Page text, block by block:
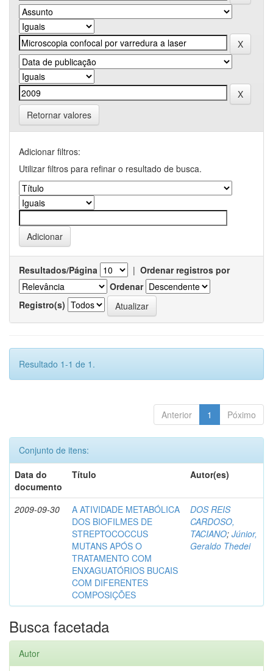
Retornar valores
Adicionar filtros:
Utilizar filtros para refinar o resultado de busca.
Resultados/Página | Ordenar registros por
Ordenar
Registro(s)
Resultado 1-1 de 1.
Anterior 1 Póximo
Conjunto de itens:
Data do
documento
Título Autor(es)
2009-09-30
A ATIVIDADE METABÓLICA
DOS BIOFILMES DE
STREPTOCOCCUS
MUTANS APÓS O
TRATAMENTO COM
ENXAGUATÓRIOS BUCAIS
COM DIFERENTES
COMPOSIÇÕES
DOS REIS
CARDOSO,
TACIANO; Júnior,
Geraldo Thedei
Busca facetada
Autor